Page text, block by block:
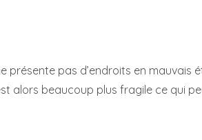
présente pas d’endroits en
alors beaucoup plus fragile ce qui